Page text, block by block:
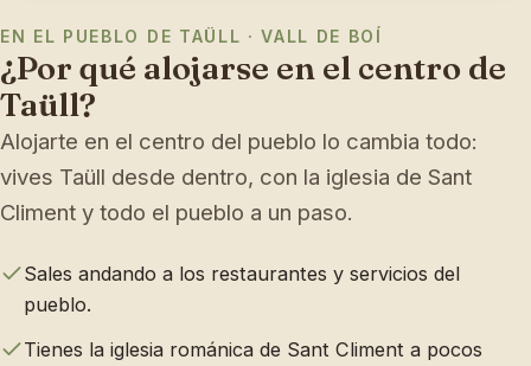
EN EL PUEBLO DE TAÜLL · VALL DE BOÍ
¿Por qué alojarse en el centro de
Taüll?
Alojarte en el centro del pueblo lo cambia todo:
vives Taüll desde dentro, con la iglesia de Sant
Climent y todo el pueblo a un paso.
Sales andando a los restaurantes y servicios del
pueblo.
Tienes la iglesia románica de Sant Climent a pocos